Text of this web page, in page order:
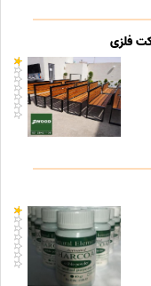
فلزی